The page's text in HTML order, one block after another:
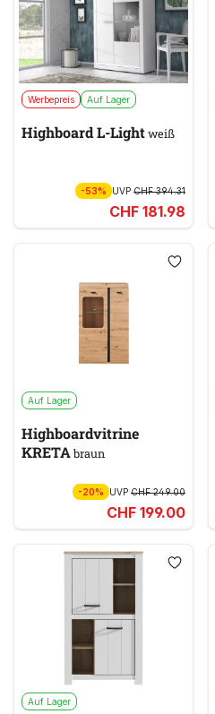
Werbepreis Auf Lager
Highboard L-Lightweiß
-53% UVP CHF 394.31
CHF 181.98
Auf Lager
Highboardvitrine
KRETAbraun
-20% UVP CHF 249.00
CHF 199.00
Auf Lager